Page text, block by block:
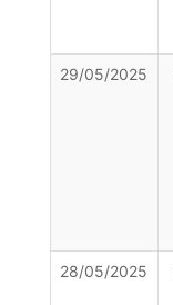
29/05/2025
28/05/2025